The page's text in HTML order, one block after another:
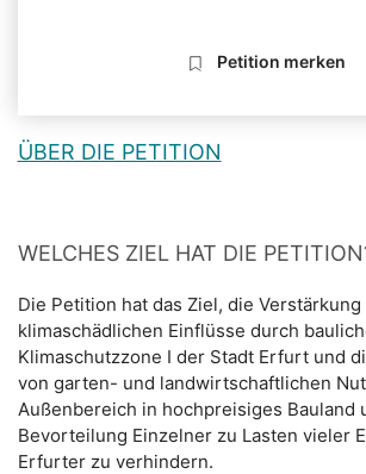
Petition merken
ÜBER DIE PETITION
WELCHES ZIEL HAT DIE
Die Petition hat das Ziel, die
klimaschädlichen Einflüsse durch
Klimaschutzzone I der Stadt Erfurt und
von garten- und landwirtschaftlichen
Außenbereich in hochpreisiges Bauland
Bevorteilung Einzelner zu Lasten vieler
Erfurter zu verhindern.